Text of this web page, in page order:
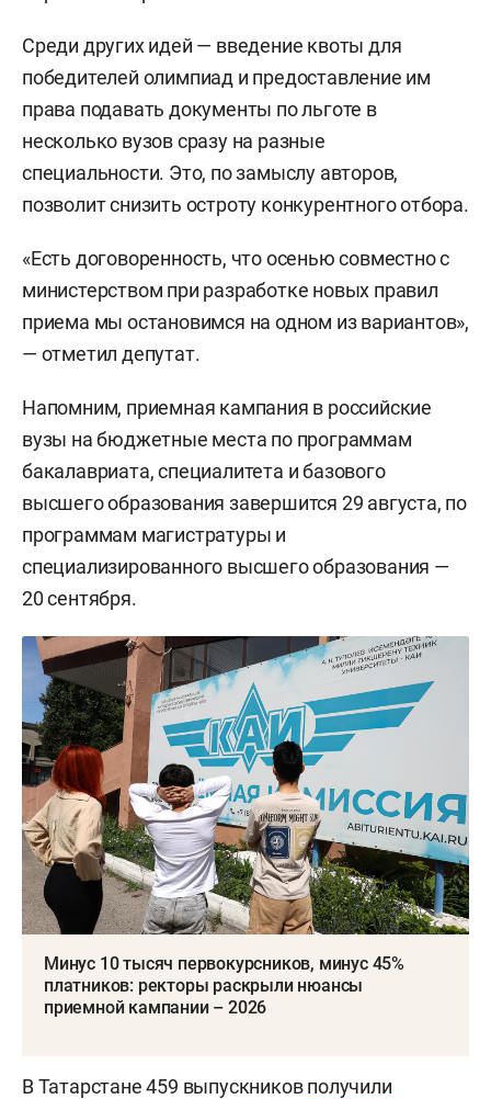
Среди других идей — введение квоты для
победителей олимпиад и предоставление им
права подавать документы по льготе в
несколько вузов сразу на разные
специальности. Это, по замыслу авторов,
позволит снизить остроту конкурентного отбора.
«Есть договоренность, что осенью совместно с
министерством при разработке новых правил
приема мы остановимся на одном из вариантов»,
— отметил депутат.
Напомним, приемная кампания в российские
вузы на бюджетные места по программам
бакалавриата, специалитета и базового
высшего образования завершится 29 августа, по
программам магистратуры и
специализированного высшего образования —
20 сентября.
Минус 10 тысяч первокурсников, минус 45%
платников: ректоры раскрыли нюансы
приемной кампании – 2026
В Татарстане 459 выпускниковполучили